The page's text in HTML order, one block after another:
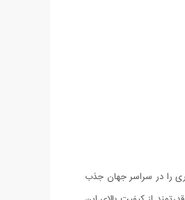
را در سراسر جهان جذب